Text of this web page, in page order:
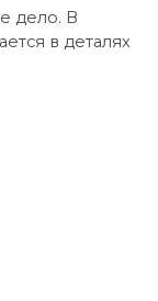
дело. В
в деталях